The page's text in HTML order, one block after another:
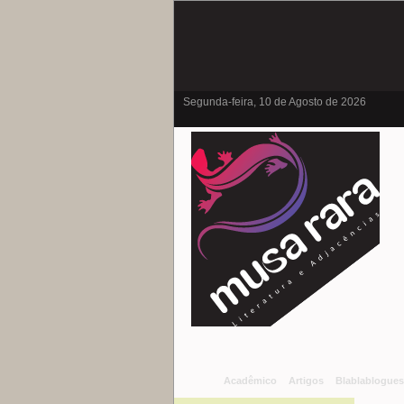
Segunda-feira, 10 de Agosto de 2026
Acadêmico Artigos Blablablogues